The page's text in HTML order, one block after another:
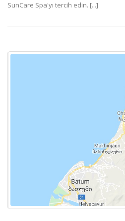
SunCare Spa'yı tercih edin. [...]